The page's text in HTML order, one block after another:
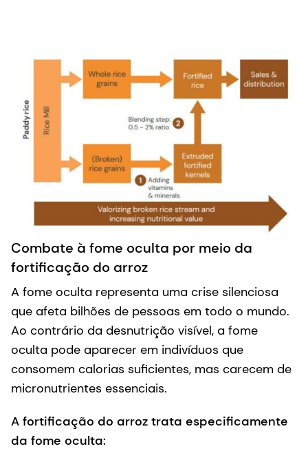
Combate à fome oculta por meio da
fortificação do arroz
A fome oculta representa uma crise silenciosa
que afeta bilhões de pessoas em todo o mundo.
Ao contrário da desnutrição visível, a fome
oculta pode aparecer em indivíduos que
consomem calorias suficientes, mas carecem de
micronutrientes essenciais.
A fortificação do arroz trata especificamente
da fome oculta: